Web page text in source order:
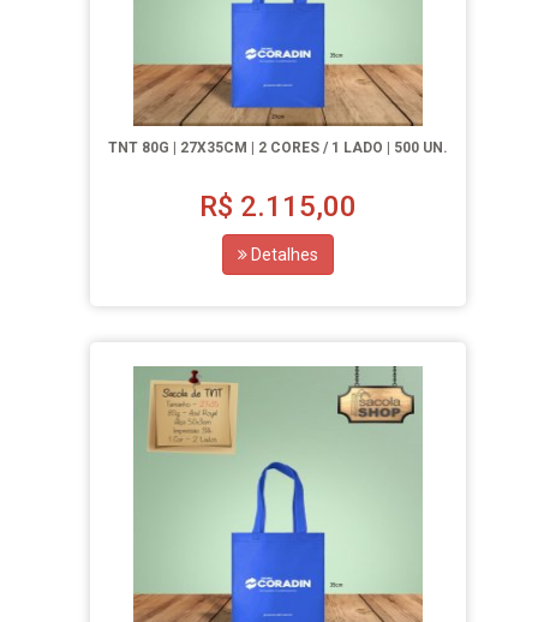
TNT 80G | 27X35CM | 2 CORES / 1 LADO | 500 UN.
R$ 2.115,00
Detalhes